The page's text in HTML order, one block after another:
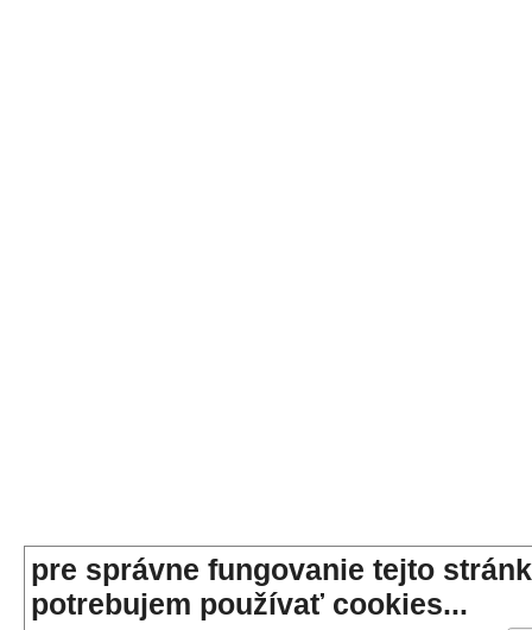
pre správne fungovanie tejto
potrebujem používať cookies...